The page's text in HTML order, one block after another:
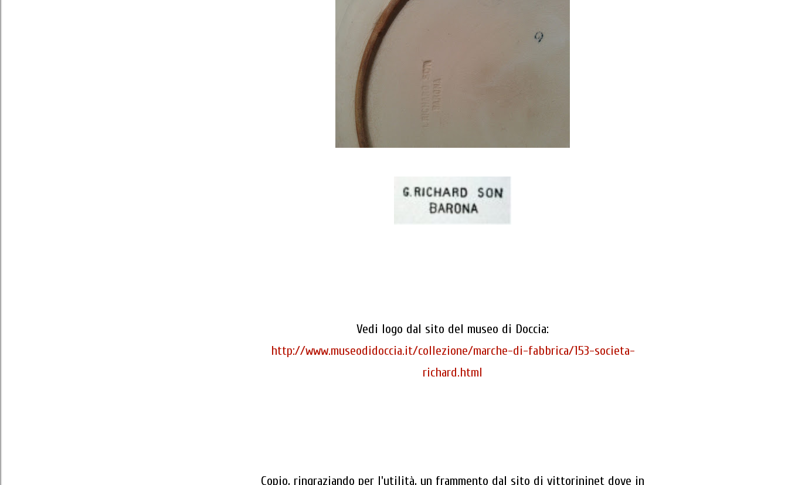
Vedi logo dal sito del museo di Doccia:
http://www.museodidoccia.it/collezione/marche-di-fabbrica/153-societa-
richard.html
Copio, ringraziando per l'utilità, un frammento dal sito di vittorininet dove in